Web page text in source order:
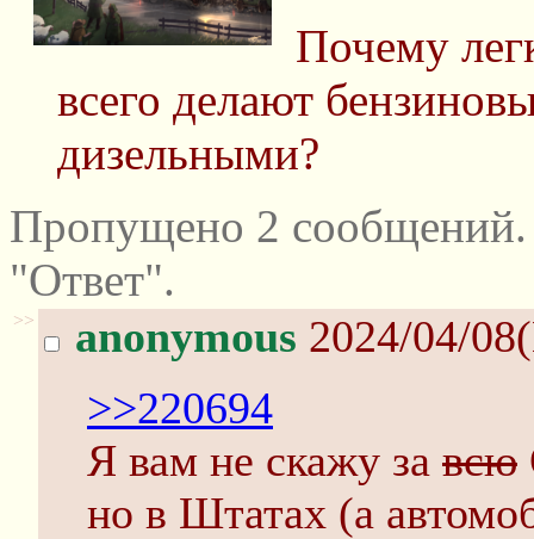
Почему
всего делают
дизельными?
Пропущено 2
"Ответ".
>> anonymous 2024/04/
>>220694
Я вам не скажу за всю
но в Штатах (а